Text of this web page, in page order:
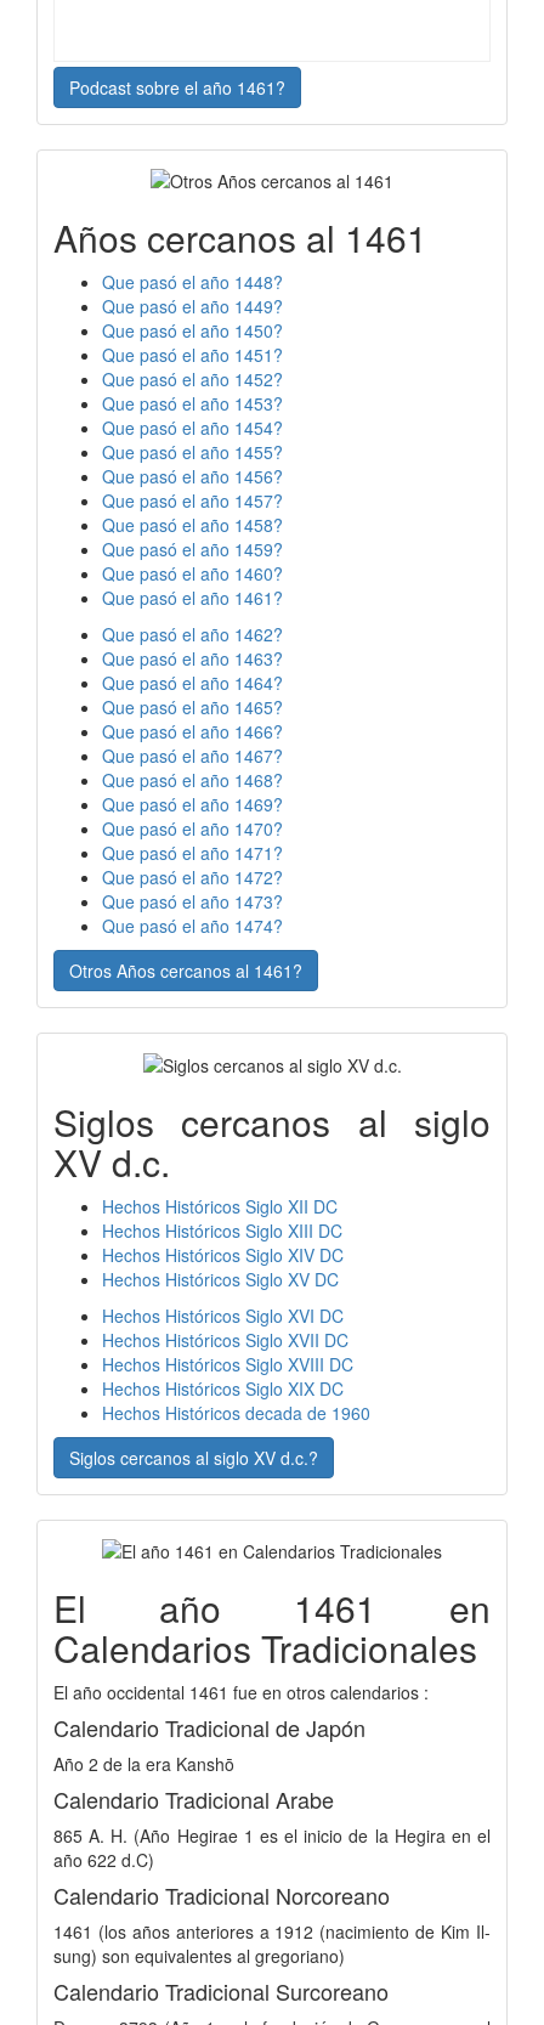
Podcast sobre el año 1461?
Años cercanos al 1461
Que pasó el año 1448?
Que pasó el año 1449?
Que pasó el año 1450?
Que pasó el año 1451?
Que pasó el año 1452?
Que pasó el año 1453?
Que pasó el año 1454?
Que pasó el año 1455?
Que pasó el año 1456?
Que pasó el año 1457?
Que pasó el año 1458?
Que pasó el año 1459?
Que pasó el año 1460?
Que pasó el año 1461?
Que pasó el año 1462?
Que pasó el año 1463?
Que pasó el año 1464?
Que pasó el año 1465?
Que pasó el año 1466?
Que pasó el año 1467?
Que pasó el año 1468?
Que pasó el año 1469?
Que pasó el año 1470?
Que pasó el año 1471?
Que pasó el año 1472?
Que pasó el año 1473?
Que pasó el año 1474?
Otros Años cercanos al 1461?
Siglos cercanos al siglo
XV d.c.
Hechos Históricos Siglo XII DC
Hechos Históricos Siglo XIII DC
Hechos Históricos Siglo XIV DC
Hechos Históricos Siglo XV DC
Hechos Históricos Siglo XVI DC
Hechos Históricos Siglo XVII DC
Hechos Históricos Siglo XVIII DC
Hechos Históricos Siglo XIX DC
Hechos Históricos decada de 1960
Siglos cercanos al siglo XV d.c.?
El año 1461 en
Calendarios Tradicionales
El año occidental 1461 fue en otros calendarios :
Calendario Tradicional de Japón
Año 2 de la era Kanshō
Calendario Tradicional Arabe
865 A. H. (Año Hegirae 1 es el inicio de la Hegira en el
año 622 d.C)
Calendario Tradicional Norcoreano
1461 (los años anteriores a 1912 (nacimiento de Kim Il-
sung) son equivalentes al gregoriano)
Calendario Tradicional Surcoreano